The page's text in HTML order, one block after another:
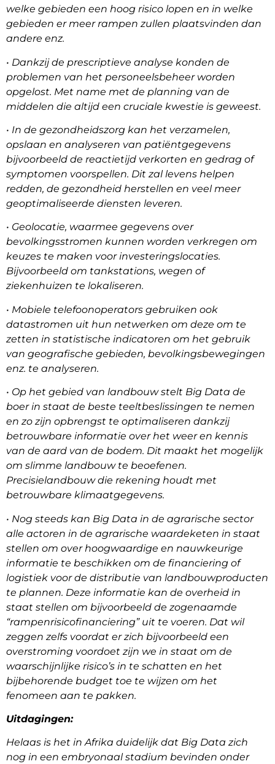
welke gebieden een hoog risico lopen en in welke
gebieden er meer rampen zullen plaatsvinden dan
andere enz.
• Dankzij de prescriptieve analyse konden de
problemen van het personeelsbeheer worden
opgelost. Met name met de planning van de
middelen die altijd een cruciale kwestie is geweest.
• In de gezondheidszorg kan het verzamelen,
opslaan en analyseren van patiëntgegevens
bijvoorbeeld de reactietijd verkorten en gedrag of
symptomen voorspellen. Dit zal levens helpen
redden, de gezondheid herstellen en veel meer
geoptimaliseerde diensten leveren.
• Geolocatie, waarmee gegevens over
bevolkingsstromen kunnen worden verkregen om
keuzes te maken voor investeringslocaties.
Bijvoorbeeld om tankstations, wegen of
ziekenhuizen te lokaliseren.
• Mobiele telefoonoperators gebruiken ook
datastromen uit hun netwerken om deze om te
zetten in statistische indicatoren om het gebruik
van geografische gebieden, bevolkingsbewegingen
enz. te analyseren.
• Op het gebied van landbouw stelt Big Data de
boer in staat de beste teeltbeslissingen te nemen
en zo zijn opbrengst te optimaliseren dankzij
betrouwbare informatie over het weer en kennis
van de aard van de bodem. Dit maakt het mogelijk
om slimme landbouw te beoefenen.
Precisielandbouw die rekening houdt met
betrouwbare klimaatgegevens.
• Nog steeds kan Big Data in de agrarische sector
alle actoren in de agrarische waardeketen in staat
stellen om over hoogwaardige en nauwkeurige
informatie te beschikken om de financiering of
logistiek voor de distributie van landbouwproducten
te plannen. Deze informatie kan de overheid in
staat stellen om bijvoorbeeld de zogenaamde
“rampenrisicofinanciering” uit te voeren. Dat wil
zeggen zelfs voordat er zich bijvoorbeeld een
overstroming voordoet zijn we in staat om de
waarschijnlijke risico’s in te schatten en het
bijbehorende budget toe te wijzen om het
fenomeen aan te pakken.
Uitdagingen:
Helaas is het in Afrika duidelijk dat Big Data zich
nog in een embryonaal stadium bevinden onder